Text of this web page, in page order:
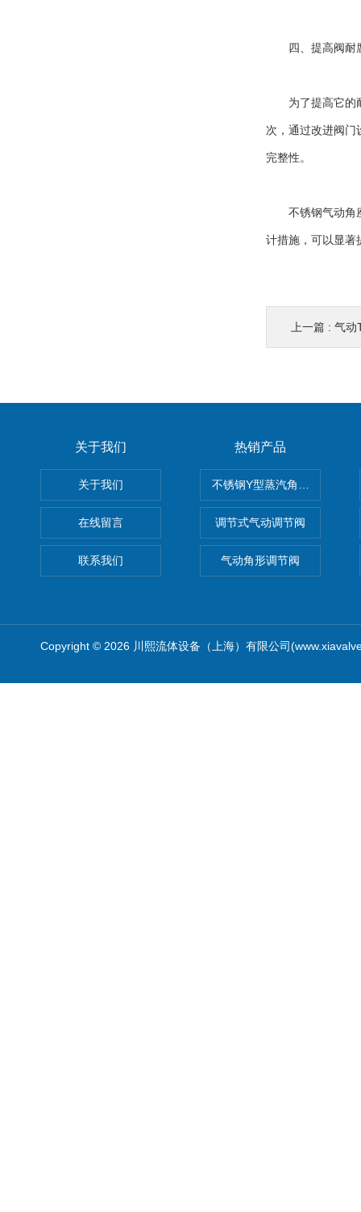
四、提高阀耐
为了提高它的耐
次，通过改进阀门
完整性。
不锈钢气动角座
计措施，可以显著
上一篇 : 气动
关于我们
关于我们
在线留言
联系我们
热销产品
不锈钢Y型蒸汽角座阀
调节式气动调节阀
气动角形调节阀
Copyright © 2026 川熙流体设备（上海）有限公司